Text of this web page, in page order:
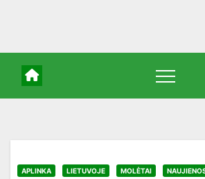
APLINKA LIETUVOJE MOLĖTAI